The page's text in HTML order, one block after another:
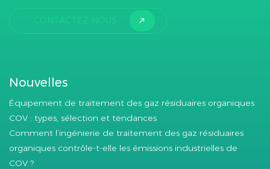
Nouvelles
Équipement de traitement des gaz résiduaires organiques
COV : types, sélection et tendances
Comment l’ingénierie de traitement des gaz résiduaires
organiques contrôle-t-elle les émissions industrielles de
COV ?